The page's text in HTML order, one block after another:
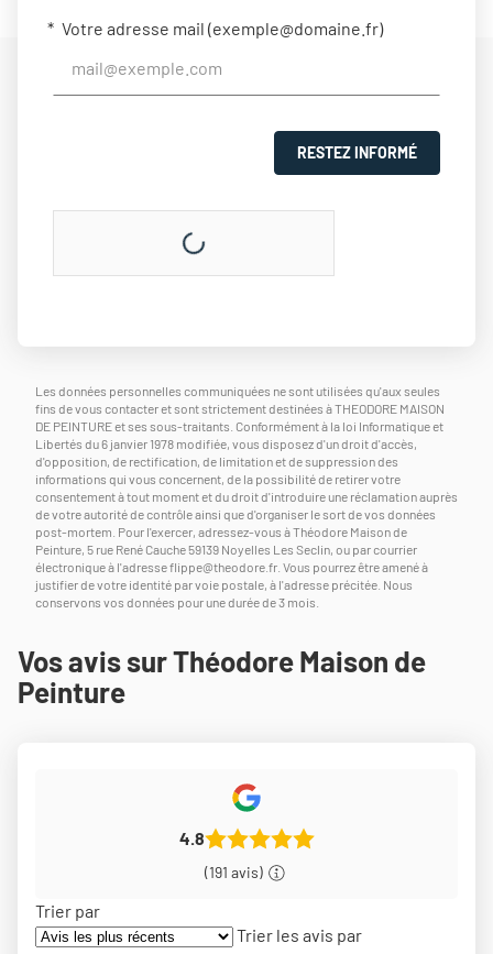
Votre adresse mail (exemple@domaine.fr)
RESTEZ INFORMÉ
Les données personnelles communiquées ne sont utilisées qu'aux seules
fins de vous contacter et sont strictement destinées à THEODORE MAISON
DE PEINTURE et ses sous-traitants. Conformément à la loi Informatique et
Libertés du 6 janvier 1978 modifiée, vous disposez d'un droit d'accès,
d'opposition, de rectification, de limitation et de suppression des
informations qui vous concernent, de la possibilité de retirer votre
consentement à tout moment et du droit d'introduire une réclamation auprès
de votre autorité de contrôle ainsi que d'organiser le sort de vos données
post-mortem. Pour l'exercer, adressez-vous à Théodore Maison de
Peinture, 5 rue René Cauche 59139 Noyelles Les Seclin, ou par courrier
électronique à l'adresseflippe@theodore.fr . Vous pourrez être amené à
justifier de votre identité par voie postale, à l'adresse précitée. Nous
conservons vos données pour une durée de 3 mois.
Vos avis sur Théodore Maison de
Peinture
4.8
(191 avis)
Trier par
Trier les avis par